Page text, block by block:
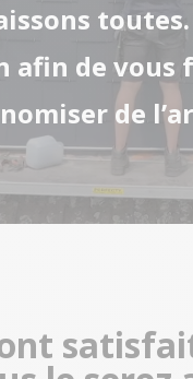
afin de vous
de